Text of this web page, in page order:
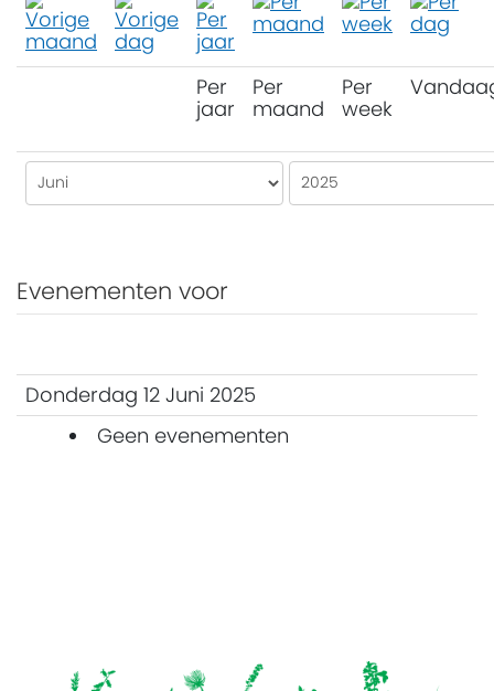
Per
jaar
Per
maand
Per
week
Evenementen voor
Donderdag 12 Juni 2025
Geen evenementen